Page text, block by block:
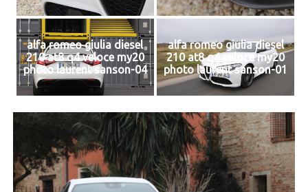
alfa romeo giulia diesel
210 at8 q4 veloce my20
photo laurent sanson-04
alfa romeo giulia diesel
210 at8 q4 veloce my20
photo laurent sanson-01